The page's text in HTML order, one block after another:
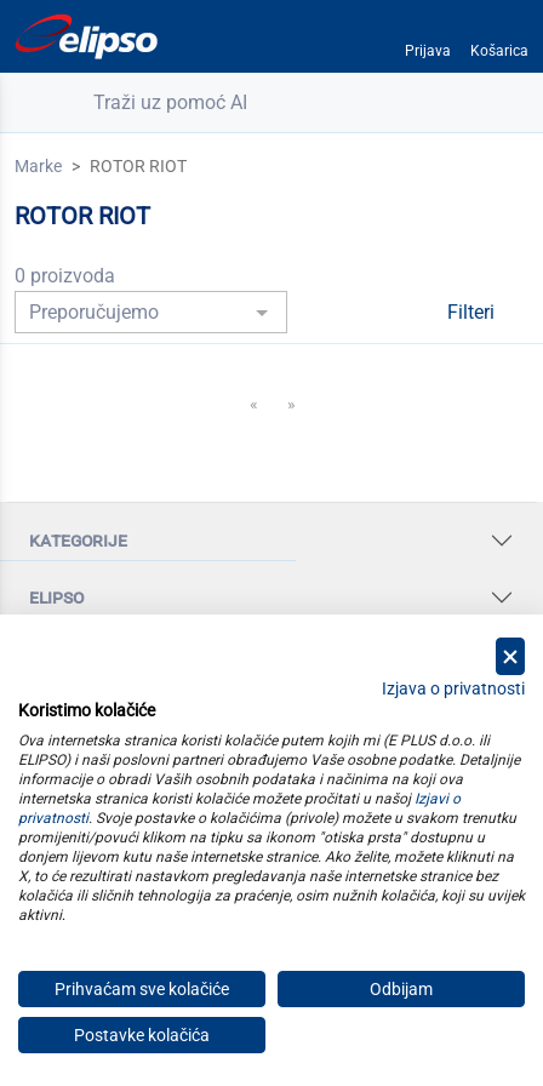
Prijava Košarica
Traži uz pomoć AI
Marke ROTOR RIOT
ROTOR RIOT
0 proizvoda
Filteri
« »
kategorije
elipso
pratite nas
E plus d.o.o. © Copyright 2026
Izjava o privatnosti
Koristimo kolačiće
Ova internetska stranica koristi kolačiće putem kojih mi (E PLUS d.o.o. ili
ELIPSO) i naši poslovni partneri obrađujemo Vaše osobne podatke. Detaljnije
informacije o obradi Vaših osobnih podataka i načinima na koji ova
internetska stranica koristi kolačiće možete pročitati u našoj Izjavi o
privatnosti. Svoje postavke o kolačićima (privole) možete u svakom trenutku
promijeniti/povući klikom na tipku sa ikonom "otiska prsta" dostupnu u
donjem lijevom kutu naše internetske stranice. Ako želite, možete kliknuti na
X, to će rezultirati nastavkom pregledavanja naše internetske stranice bez
kolačića ili sličnih tehnologija za praćenje, osim nužnih kolačića, koji su uvijek
aktivni.
Prihvaćam sve kolačiće Odbijam
Postavke kolačića